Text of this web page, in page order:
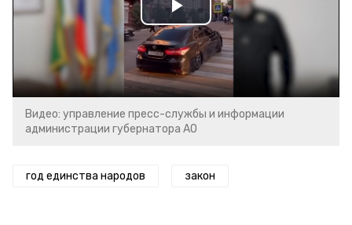
Play
Video
Видео: управление пресс-службы и информации
администрации губернатора АО
год единства народов закон